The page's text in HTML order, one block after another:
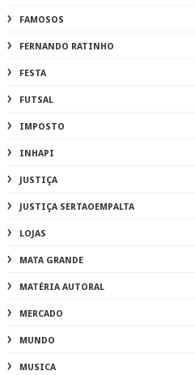
FAMOSOS
FERNANDO RATINHO
FESTA
FUTSAL
IMPOSTO
INHAPI
JUSTIÇA
JUSTIÇA SERTAOEMPALTA
LOJAS
MATA GRANDE
MATÉRIA AUTORAL
MERCADO
MUNDO
MUSICA